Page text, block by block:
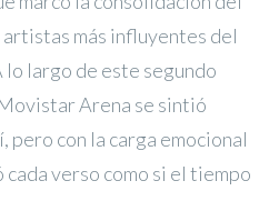
artistas más influyentes del
largo de este segundo
Arena se sintió
con la carga emocional
verso como si el tiempo